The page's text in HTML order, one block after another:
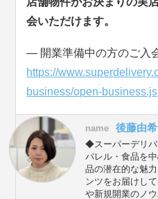
会いただけます。
― 開業準備中の方のご入
https://
business/open-
name 後藤由希
◆スーパーデリ
パレル・食品を
品の潜在的な魅
ンツをお届けし
や新規開業のノ